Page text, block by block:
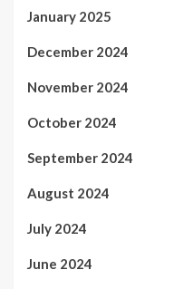
January 2025
December 2024
November 2024
October 2024
September 2024
August 2024
July 2024
June 2024